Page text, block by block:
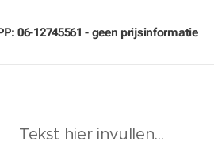
06-12745561 - geen prijsinformatie
Tekst hier invullen...